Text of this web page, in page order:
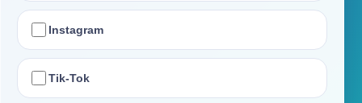
Instagram
Tik-Tok